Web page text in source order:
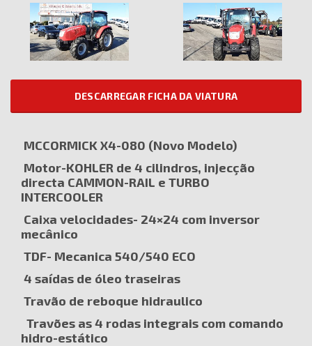
DESCARREGAR FICHA DA VIATURA
MCCORMICK X4-080 (Novo Modelo)
Motor-KOHLER de 4 cilindros, injecção
directa CAMMON-RAIL e TURBO
INTERCOOLER
Caixa velocidades- 24×24 com inversor
mecânico
TDF- Mecanica 540/540 ECO
4 saídas de óleo traseiras
Travão de reboque hidraulico
Travões as 4 rodas integrais com comando
hidro-estático